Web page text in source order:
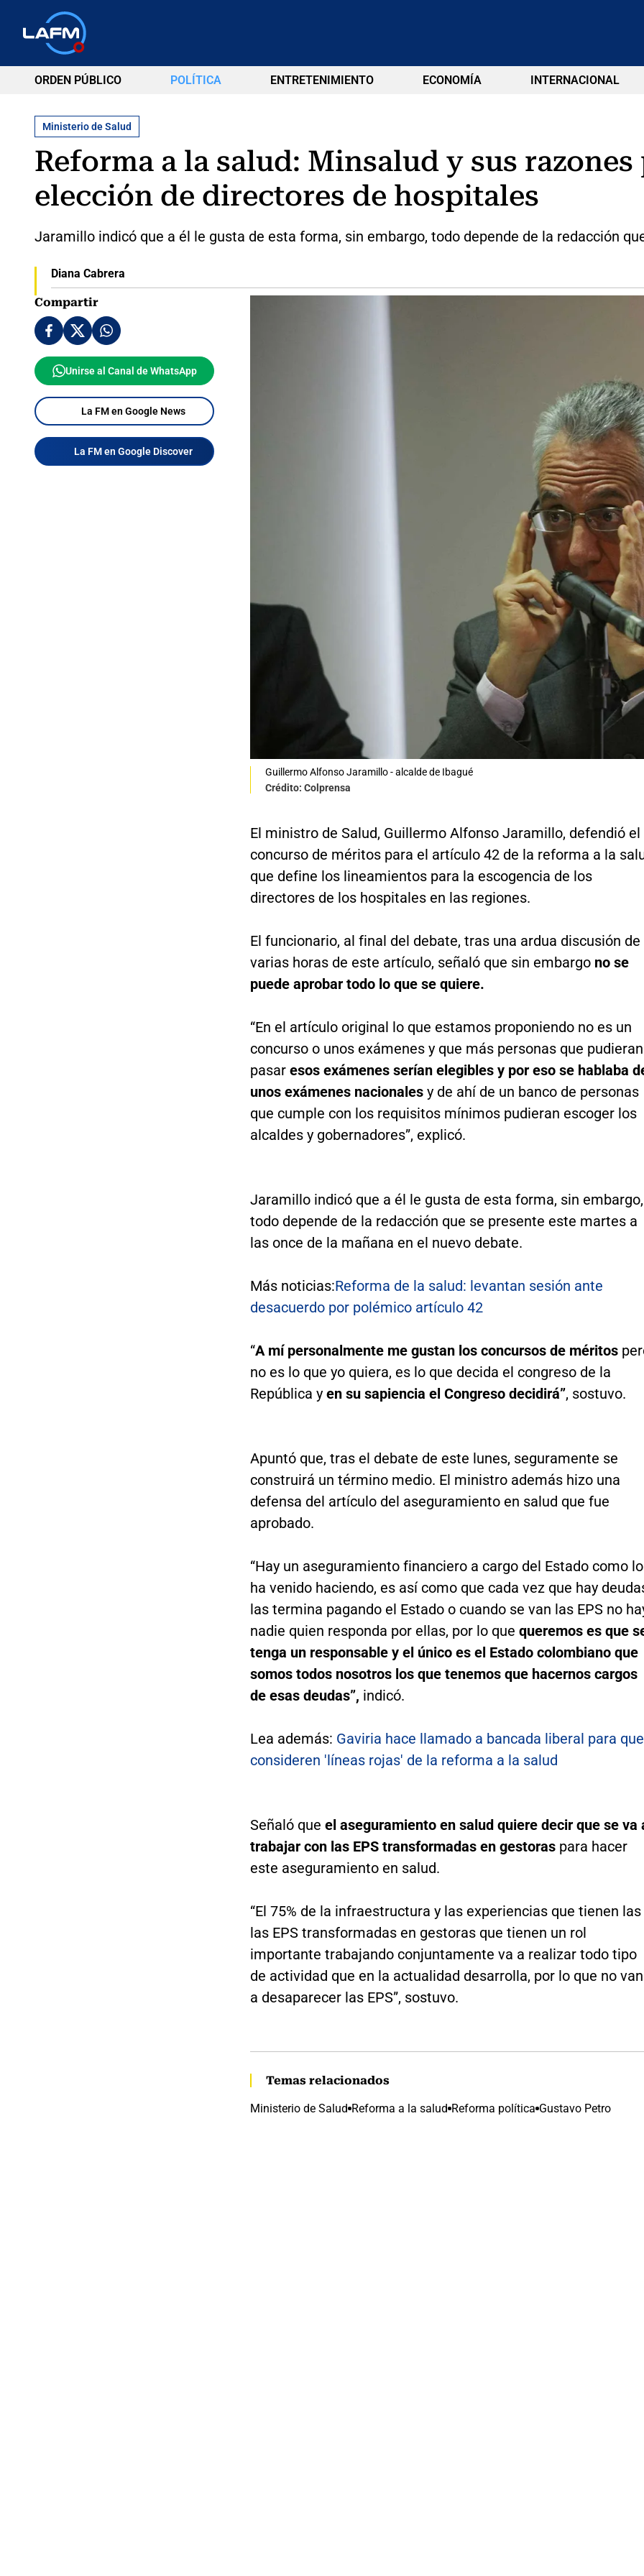
ORDEN PÚBLICO POLÍTICA ENTRETENIMIENTO ECONOMÍA INTERNACIONAL
Ministerio de Salud
Reforma a la salud: Minsalud y sus
elección de directores de hospitales
Jaramillo indicó que a él le gusta de esta forma, sin embargo, todo depende de la redacción
Diana Cabrera
Compartir
Unirse al Canal de WhatsApp
La FM en Google News
La FM en Google Discover
Guillermo Alfonso Jaramillo - alcalde de Ibagué
Crédito: Colprensa
El ministro de Salud, Guillermo Alfonso Jaramillo, defendió el
concurso de méritos para el artículo 42 de la reforma a la
que define los lineamientos para la escogencia de los
directores de los hospitales en las regiones.
El funcionario, al final del debate, tras una ardua discusión de
varias horas de este artículo, señaló que sin embargono se
puede aprobar todo lo que se quiere.
“En el artículo original lo que estamos proponiendo no es un
concurso o unos exámenes y que más personas que pudieran
pasar esos exámenes serían elegibles y por eso se hablaba
unos exámenes nacionalesy de ahí de un banco de personas
que cumple con los requisitos mínimos pudieran escoger los
alcaldes y gobernadores”, explicó.
Jaramillo indicó que a él le gusta de esta forma, sin embargo,
todo depende de la redacción que se presente este martes a
las once de la mañana en el nuevo debate.
Más noticias:Reforma de la salud: levantan sesión ante
desacuerdo por polémico artículo 42
“A mí personalmente me gustan los concursos de méritos
no es lo que yo quiera, es lo que decida el congreso de la
República y en su sapiencia el Congreso decidirá”, sostuvo.
Apuntó que, tras el debate de este lunes, seguramente se
construirá un término medio. El ministro además hizo una
defensa del artículo del aseguramiento en salud que fue
aprobado.
“Hay un aseguramiento financiero a cargo del Estado como lo
ha venido haciendo, es así como que cada vez que hay
las termina pagando el Estado o cuando se van las EPS no
nadie quien responda por ellas, por lo que queremos es que
tenga un responsable y el único es el Estado colombiano que
somos todos nosotros los que tenemos que hacernos cargos
de esas deudas”, indicó.
Lea además: Gaviria hace llamado a bancada liberal para que
consideren 'líneas rojas' de la reforma a la salud
Señaló que el aseguramiento en salud quiere decir que se va
trabajar con las EPS transformadas en gestoraspara hacer
este aseguramiento en salud.
“El 75% de la infraestructura y las experiencias que tienen las
las EPS transformadas en gestoras que tienen un rol
importante trabajando conjuntamente va a realizar todo tipo
de actividad que en la actualidad desarrolla, por lo que no van
a desaparecer las EPS”, sostuvo.
Temas relacionados
Ministerio de Salud Reforma a la salud Reforma política Gustavo Petro